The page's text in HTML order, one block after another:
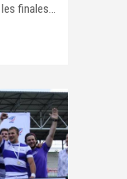
finales...